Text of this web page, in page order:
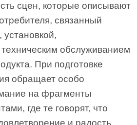
сцен, которые описывают
связанный
обслуживанием
При подготовке
обращает особо
на фрагменты
где те говорят, что
и радость,